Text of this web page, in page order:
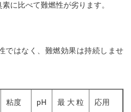
に比べて難燃性が劣ります。
ではなく、難燃効果は持続しませ
粘度
pH
最大粒
応用